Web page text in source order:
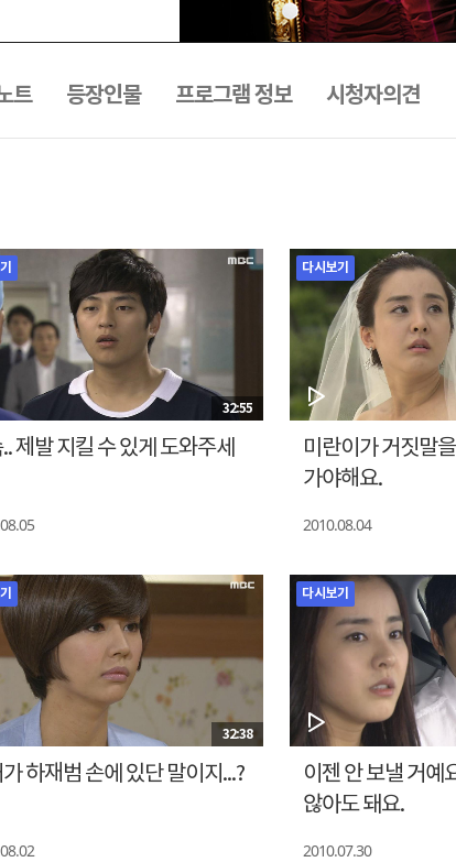
트 등장인물 프로그램 정보 시청자의견
32:55
제발 지킬 수 있게 도와주세
다시보기
미란이가 거짓말
가야해요.
2010.08.04
32:38
하재범 손에 있단 말이지...?
다시보기
이젠 안 보낼 거예
않아도 돼요.
2010.07.30